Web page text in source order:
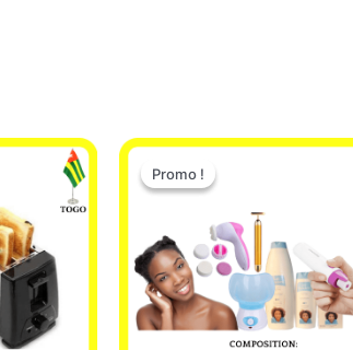
Promo !
Promo !
Le
initial
65.000 CFA.
Le
49.900